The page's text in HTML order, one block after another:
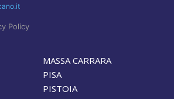
Policy
MASSA CARRARA
PISA
PISTOIA